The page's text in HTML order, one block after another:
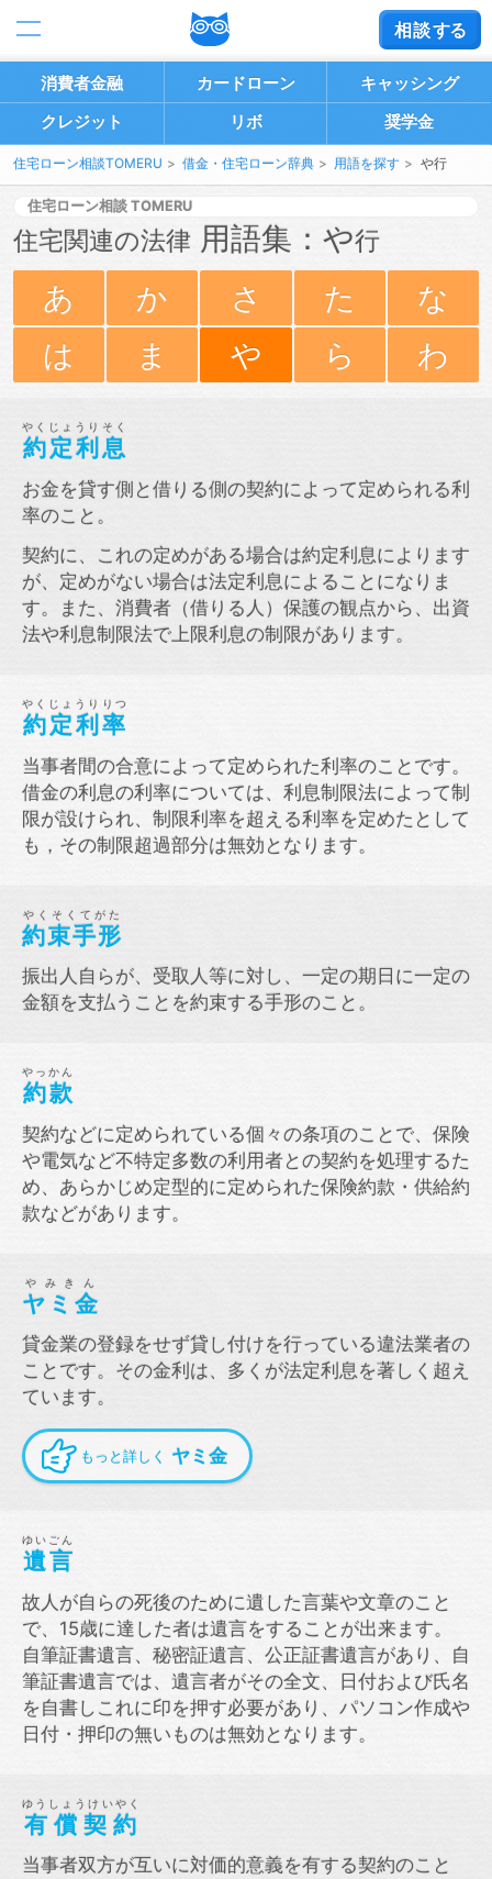
消費者金融 カードローン
キャッシング
クレジット
リボ 奨学金
住宅ローン相談TOMERU 借金・住宅ローン辞典 用語を探す や行
住宅ローン相談
住宅関連の法律 用語集：や行
あ か さ た
な
は
ま や ら わ
約定利息
やくじょうりそく
お金を貸す側と借りる側の契約によって定められる利
率のこと。
契約に、これの定めがある場合は約定利息によります
が、定めがない場合は法定利息によることになりま
す。また、消費者（借りる人）保護の観点から、出資
法や利息制限法で上限利息の制限があります。
約定利率
やくじょうりりつ
当事者間の合意によって定められた利率のことです。
借金の利息の利率については、利息制限法によって制
限が設けられ、制限利率を超える利率を定めたとして
も，その制限超過部分は無効となります。
約束手形
やくそくてがた
振出人自らが、受取人等に対し、一定の期日に一定の
金額を支払うことを約束する手形のこと。
約款
やっかん
契約などに定められている個々の条項のことで、保険
や電気など不特定多数の利用者との契約を処理するた
め、あらかじめ定型的に定められた保険約款・供給約
款などがあります。
ヤミ金
やみきん
貸金業の登録をせず貸し付けを行っている違法業者の
ことです。その金利は、多くが法定利息を著しく超え
ています。
もっと詳しく ヤミ金
遺言
ゆいごん
故人が自らの死後のために遺した言葉や文章のこと
で、15歳に達した者は遺言をすることが出来ます。
自筆証書遺言、秘密証遺言、公正証書遺言があり、自
筆証書遺言では、遺言者がその全文、日付および氏名
を自書しこれに印を押す必要があり、パソコン作成や
日付・押印の無いものは無効となります。
有償契約
ゆうしょうけいやく
当事者双方が互いに対価的意義を有する契約のこと
相談する